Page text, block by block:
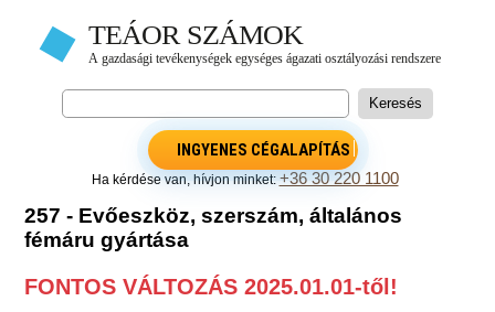
INGYENES CÉGALAPÍTÁS
Ha kérdése van, hívjon minket:+36 30 220 1100
257 - Evőeszköz, szerszám, általános
fémáru gyártása
FONTOS VÁLTOZÁS 2025.01.01-től!